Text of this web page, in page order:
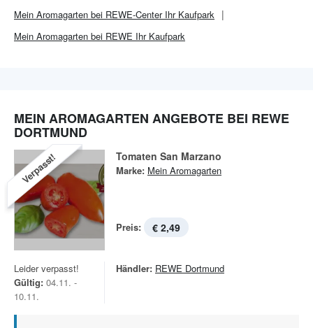
Mein Aromagarten bei REWE-Center Ihr Kaufpark
Mein Aromagarten bei REWE Ihr Kaufpark
MEIN AROMAGARTEN ANGEBOTE BEI REWE
DORTMUND
Verpasst! Tomaten San Marzano
Marke: Mein Aromagarten
Preis: € 2,49
Leider verpasst!
Gültig: 04.11. -
10.11.
Händler: REWE Dortmund